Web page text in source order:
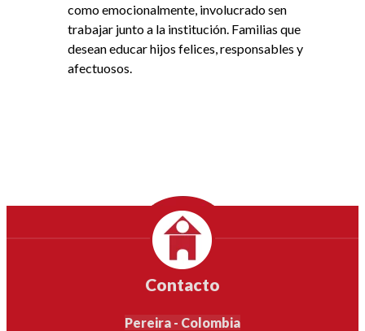
como emocionalmente, involucrado sen
trabajar junto a la institución. Familias que
desean educar hijos felices, responsables y
afectuosos.
Contacto
Pereira - Colombia